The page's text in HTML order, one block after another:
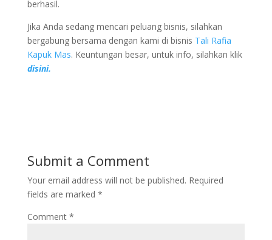
berhasil.
Jika Anda sedang mencari peluang bisnis, silahkan
bergabung bersama dengan kami di bisnis Tali Rafia
Kapuk Mas. Keuntungan besar, untuk info, silahkan klik
disini.
Submit a Comment
Your email address will not be published. Required
fields are marked *
Comment *